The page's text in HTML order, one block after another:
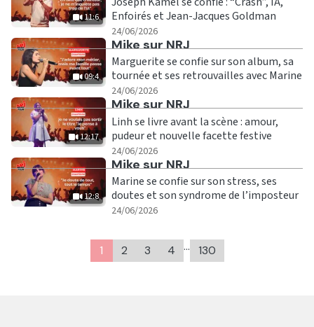
11:6
Enfoirés et Jean-Jacques Goldman
24/06/2026
09:4
Ecouter
Mike sur NRJ
Marguerite se confie sur son album, sa
tournée et ses retrouvailles avec Marine
24/06/2026
12:17
Ecouter
Mike sur NRJ
Linh se livre avant la scène : amour,
pudeur et nouvelle facette festive
24/06/2026
12:8
Ecouter
Mike sur NRJ
Marine se confie sur son stress, ses
doutes et son syndrome de l’imposteur
24/06/2026
1 2 3 4 … 130